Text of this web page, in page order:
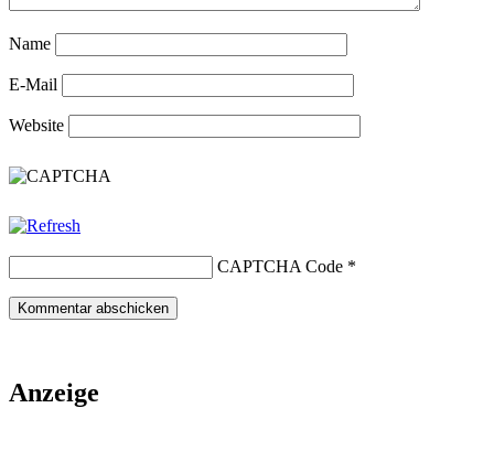
Name
E-Mail
Website
CAPTCHA Code *
Anzeige